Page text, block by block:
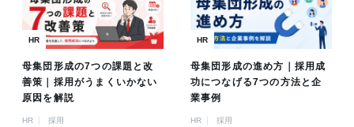
HR
母集団形成の7つの課題と改
善策｜採用がうまくいかない
原因を解説
HR
採用
HR
母集団形成の進め方｜採用成
功につなげる7つの方法と企
業事例
HR
採用